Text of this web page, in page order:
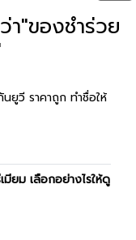
"ของชำร่วย
ยูวี ราคาถูก ทำชื่อให้
ยม เลือกอย่างไรให้ดู